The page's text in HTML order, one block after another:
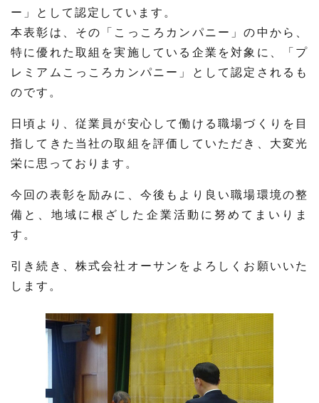
ー」として認定しています。
本表彰は、その「こっころカンパニー」の中から、
特に優れた取組を実施している企業を対象に、「プ
レミアムこっころカンパニー」として認定されるも
のです。
日頃より、従業員が安心して働ける職場づくりを目
指してきた当社の取組を評価していただき、大変光
栄に思っております。
今回の表彰を励みに、今後もより良い職場環境の整
備と、地域に根ざした企業活動に努めてまいりま
す。
引き続き、株式会社オーサンをよろしくお願いいた
します。